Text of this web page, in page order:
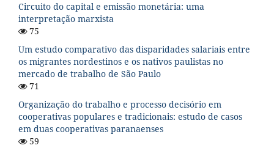
Circuito do capital e emissão monetária: uma
interpretação marxista
75
Um estudo comparativo das disparidades salariais entre
os migrantes nordestinos e os nativos paulistas no
mercado de trabalho de São Paulo
71
Organização do trabalho e processo decisório em
cooperativas populares e tradicionais: estudo de casos
em duas cooperativas paranaenses
59